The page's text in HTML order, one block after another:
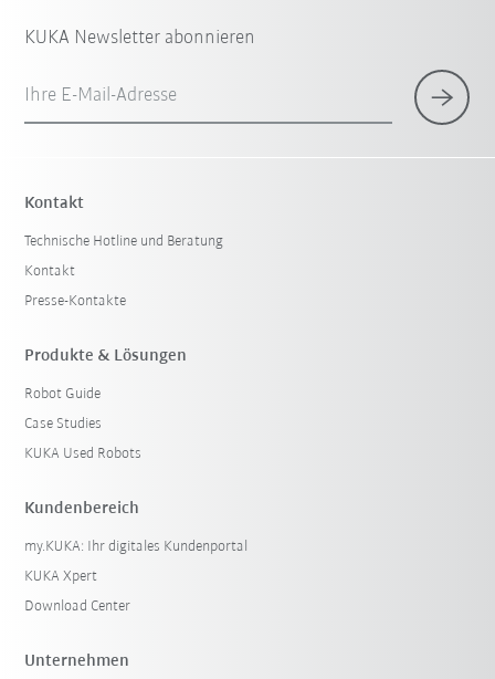
KUKA Newsletter abonnieren
Ihre E-Mail-Adresse
Kontakt
Technische Hotline und Beratung
Kontakt
Presse-Kontakte
Produkte & Lösungen
Robot Guide
Case Studies
KUKA Used Robots
Kundenbereich
my.KUKA: Ihr digitales Kundenportal
KUKA Xpert
Download Center
Unternehmen